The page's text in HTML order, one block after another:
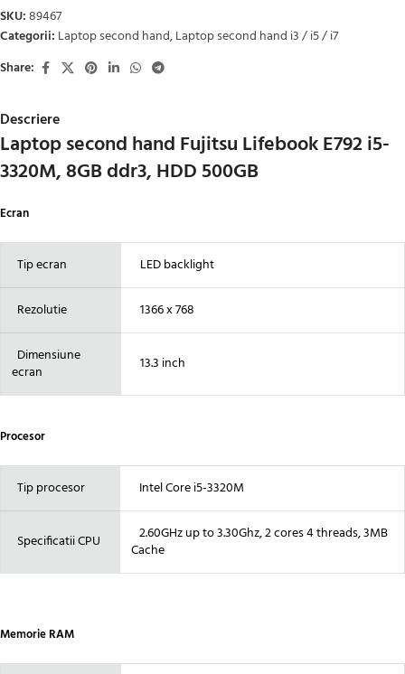
SKU:89467
Categorii: Laptop second hand,Laptop second hand i3 / i5 / i7
Share:
Descriere
Laptop second hand Fujitsu Lifebook E792 i5-
3320M, 8GB ddr3, HDD 500GB
Ecran
Tip ecran LED backlight
Rezolutie 1366 x 768
Dimensiune
ecran
13.3 inch
Procesor
Tip procesor Intel Core i5-3320M
Specificatii CPU
2.60GHz up to 3.30Ghz, 2 cores 4 threads, 3MB
Cache
Memorie RAM